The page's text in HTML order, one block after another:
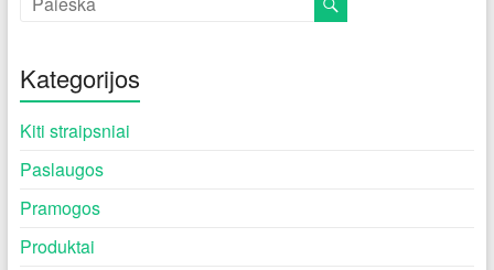
Kategorijos
Kiti straipsniai
Paslaugos
Pramogos
Produktai